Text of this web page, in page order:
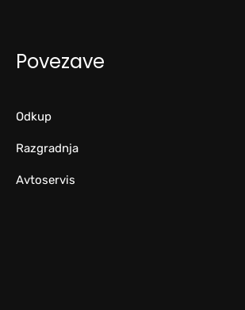
Povezave
Odkup
Razgradnja
Avtoservis